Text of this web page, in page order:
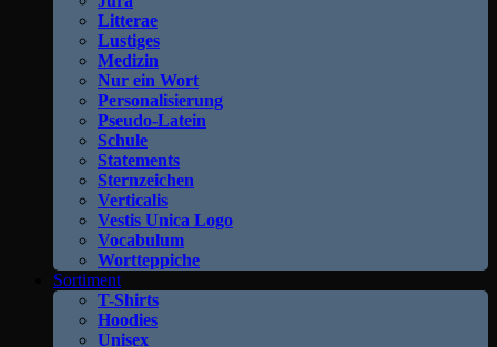
Litterae
Lustiges
Medizin
Nur ein Wort
Personalisierung
Pseudo-Latein
Schule
Statements
Sternzeichen
Verticalis
Vestis Unica Logo
Vocabulum
Wortteppiche
Sortiment
T-Shirts
Hoodies
Unisex